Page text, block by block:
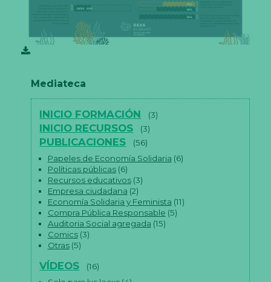
Mediateca
INICIO FORMACIÓN (3)
INICIO RECURSOS (3)
PUBLICACIONES
(56)
Papeles de Economía Solidaria (6)
Políticas públicas(6)
Recursos educativos(3)
Empresa ciudadana (2)
Economía Solidaria y Feminista (11)
Compra Pública Responsable (5)
Auditoria Social agregada (15)
Comics(3)
Otras(5)
VÍDEOS
(16)